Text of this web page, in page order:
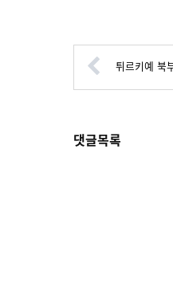
튀르키예 북
댓글목록